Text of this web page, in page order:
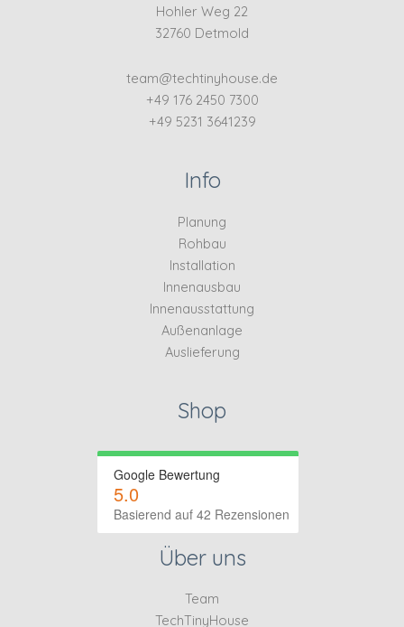
Hohler Weg 22
32760 Detmold
team@techtinyhouse.de
+49 176 2450 7300
+49 5231 3641239
Info
Planung
Rohbau
Installation
Innenausbau
Innenausstattung
Außenanlage
Auslieferung
Shop
Google Bewertung
5.0
Basierend auf 42 Rezensionen
Über uns
Team
TechTinyHouse